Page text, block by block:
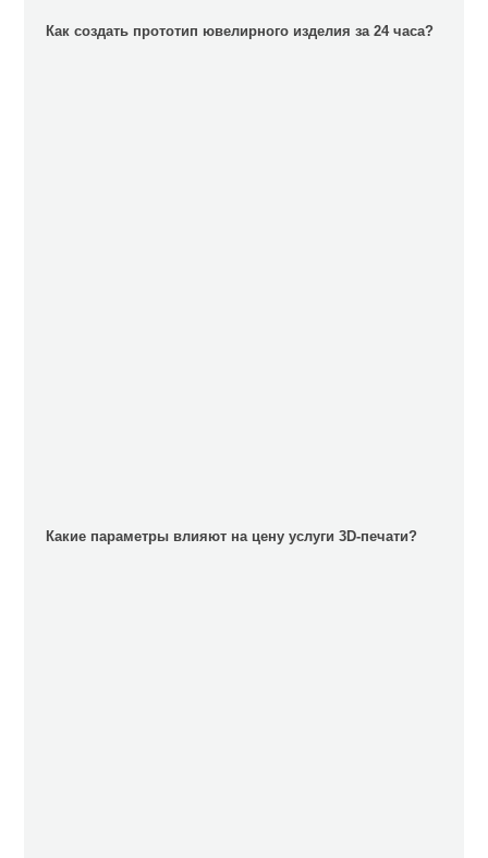
Как создать прототип ювелирного изделия за 24 часа?
Какие параметры влияют на цену услуги 3D-печати?